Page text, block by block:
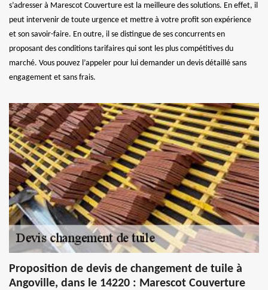
s’adresser à Marescot Couverture est la meilleure des solutions. En effet, il
peut intervenir de toute urgence et mettre à votre profit son expérience
et son savoir-faire. En outre, il se distingue de ses concurrents en
proposant des conditions tarifaires qui sont les plus compétitives du
marché. Vous pouvez l’appeler pour lui demander un devis détaillé sans
engagement et sans frais.
Proposition de devis de changement de tuile à
Angoville, dans le 14220 : Marescot Couverture